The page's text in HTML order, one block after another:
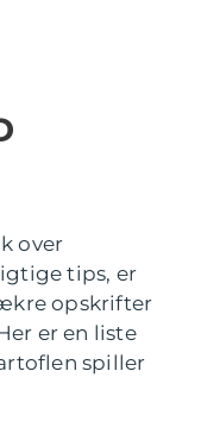
over
tips, er
opskrifter
er en liste
spiller